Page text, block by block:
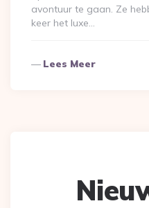
avontuur te gaan. Ze
keer het luxe…
Lees Meer